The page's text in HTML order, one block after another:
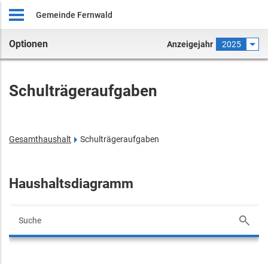
Gemeinde Fernwald
Optionen Anzeigejahr 2025
Schulträgeraufgaben
Gesamthaushalt Schulträgeraufgaben
Haushaltsdiagramm